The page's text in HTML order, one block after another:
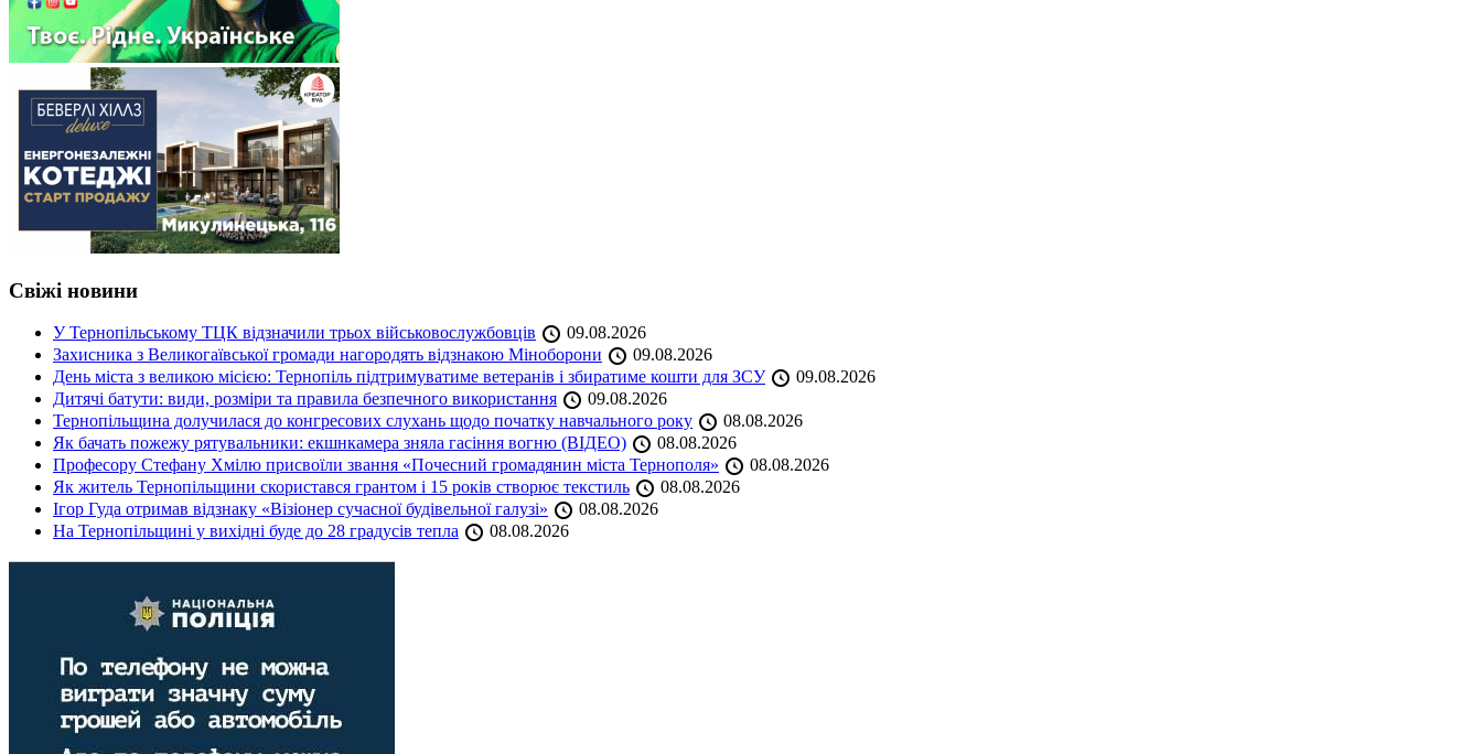
Свіжі новини
У Тернопільському ТЦК відзначили трьох військовослужбовців
09.08.2026
Захисника з Великогаївської громади нагородять відзнакою Міноборони
09.08.2026
День міста з великою місією: Тернопіль підтримуватиме ветеранів і збиратиме кошти для ЗСУ
09.08.2026
Дитячі батути: види, розміри та правила безпечного використання
09.08.2026
Тернопільщина долучилася до конгресових слухань щодо початку навчального року
08.08.2026
Як бачать пожежу рятувальники: екшнкамера зняла гасіння вогню (ВІДЕО)
08.08.2026
Професору Стефану Хмілю присвоїли звання «Почесний громадянин міста Тернополя»
08.08.2026
Як житель Тернопільщини скористався грантом і 15 років створює текстиль
08.08.2026
Ігор Гуда отримав відзнаку «Візіонер сучасної будівельної галузі»
08.08.2026
На Тернопільщині у вихідні буде до 28 градусів тепла
08.08.2026